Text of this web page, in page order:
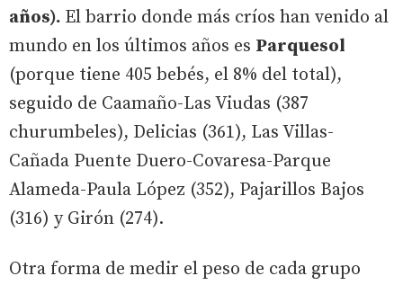
años). El barrio donde más críos han venido al
mundo en los últimos años es Parquesol
(porque tiene 405 bebés, el 8% del total),
seguido de Caamaño-Las Viudas (387
churumbeles), Delicias (361), Las Villas-
Cañada Puente Duero-Covaresa-Parque
Alameda-Paula López (352), Pajarillos Bajos
(316) y Girón (274).
Otra forma de medir el peso de cada grupo